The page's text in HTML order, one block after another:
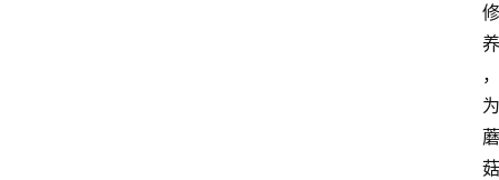
修
养
，
为
蘑
菇